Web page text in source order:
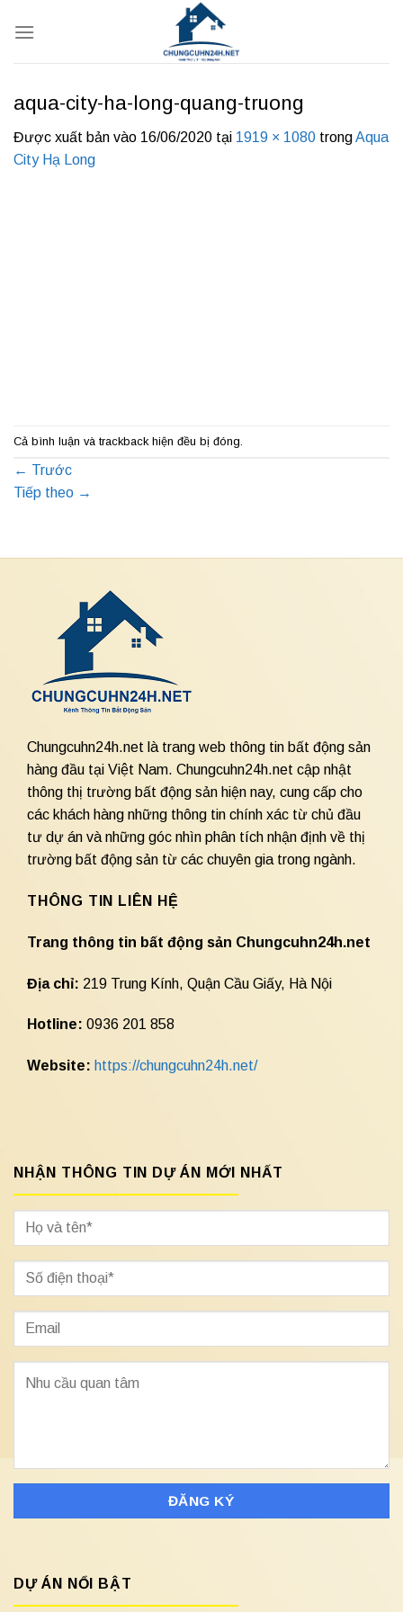
qua
aqua-city-ha-long-quang-truong
Được xuất bản vào 16/06/2020 tại 1919 × 1080 trongAqua
City Hạ Long
Cả bình luận và trackback hiện đều bị đóng.
← Trước
Tiếp theo →
Chungcuhn24h.net là trang web thông tin bất động sản
hàng đầu tại Việt Nam. Chungcuhn24h.net cập nhật
thông thị trường bất động sản hiện nay, cung cấp cho
các khách hàng những thông tin chính xác từ chủ đầu
tư dự án và những góc nhìn phân tích nhận định về thị
trường bất động sản từ các chuyên gia trong ngành.
THÔNG TIN LIÊN HỆ
Trang thông tin bất động sản Chungcuhn24h.net
Địa chỉ: 219 Trung Kính, Quận Cầu Giấy, Hà Nội
Hotline: 0936 201 858
Website: https://chungcuhn24h.net/
NHẬN THÔNG TIN DỰ ÁN MỚI NHẤT
DỰ ÁN NỔI BẬT